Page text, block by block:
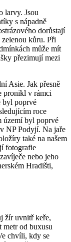
larvy. Jsou
s nápadně
dorůstají
kůru. Při
může mít
přezimují mezi
Asie. Jak přesně
pronikl v rámci
byl poprvé
roce
území byl poprvé
NP Podyjí. Na jaře
také na našem
fotografie
nebo jeho
Hradišti,
žír uvnitř keře,
metr od buxusu
chvíli, kdy se